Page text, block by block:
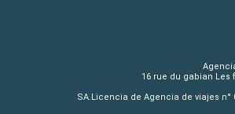
16 rue du gabian Les
SA.Licencia de Agencia de viajes n°